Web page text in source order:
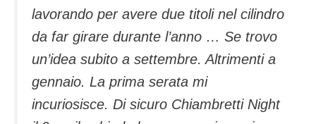
lavorando per avere due titoli nel cilindro
da far girare durante l’anno … Se trovo
un’idea subito a settembre. Altrimenti a
gennaio. La prima serata mi
incuriosisce. Di sicuro Chiambretti Night